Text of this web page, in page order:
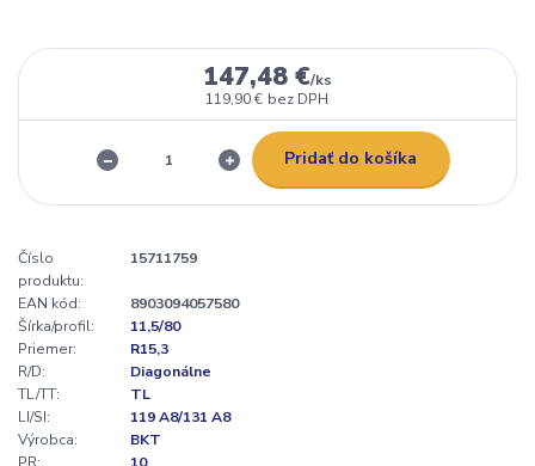
147,48 €/ks
119,90 € bez DPH
Pridať do košíka
Číslo
produktu:
15711759
EAN kód:
8903094057580
Šírka/profil:
11,5/80
Priemer:
R15,3
R/D:
Diagonálne
TL/TT:
TL
LI/SI:
119 A8/131 A8
Výrobca:
BKT